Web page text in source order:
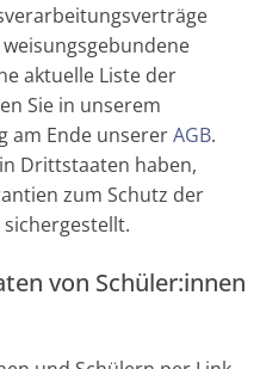
aktuelle Liste der
Sie in unserem
am Ende unsererAGB.
Drittstaaten haben,
zum Schutz der
sichergestellt.
von Schüler:innen